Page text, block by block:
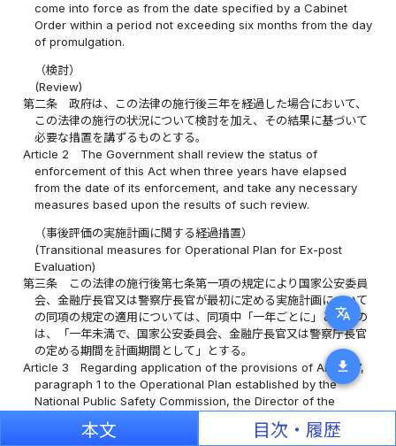
translate
download
come into force as from the date specified by a Cabinet
Order within a period not exceeding six months from the day
of promulgation.
（検討）
(Review)
第二条
政府は、この法律の施行後三年を経過した場合において、
この法律の施行の状況について検討を加え、その結果に基づいて
必要な措置を講ずるものとする。
Article 2
The Government shall review the status of
enforcement of this Act when three years have elapsed
from the date of its enforcement, and take any necessary
measures based upon the results of such review.
（事後評価の実施計画に関する経過措置）
(Transitional measures for Operational Plan for Ex-post
Evaluation)
第三条
この法律の施行後第七条第一項の規定により国家公安委員
会、金融庁長官又は警察庁長官が最初に定める実施計画について
の同項の規定の適用については、同項中「一年ごとに」とあるの
は、「一年未満で、国家公安委員会、金融庁長官又は警察庁長官
の定める期間を計画期間として」とする。
Article 3
Regarding application of the provisions of Article 7,
paragraph 1 to the Operational Plan established by the
National Public Safety Commission, the Director of the
Financial Services Agency or the Director of the National
Police Agency for the first time after the Act comes into
本文 目次・履歴